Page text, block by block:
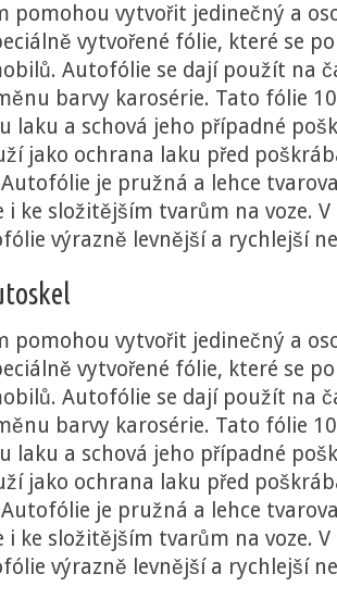
pomohou vytvořit jedinečný a
vytvořené fólie, které se
Autofólie se dají použít na
barvy karosérie. Tato fólie
laku a schová jeho případné
jako ochrana laku před
je pružná a lehce
i ke složitějším tvarům na voze.
výrazně levnější a rychlejší
pomohou vytvořit jedinečný a
vytvořené fólie, které se
Autofólie se dají použít na
barvy karosérie. Tato fólie
laku a schová jeho případné
jako ochrana laku před
je pružná a lehce
i ke složitějším tvarům na voze.
výrazně levnější a rychlejší